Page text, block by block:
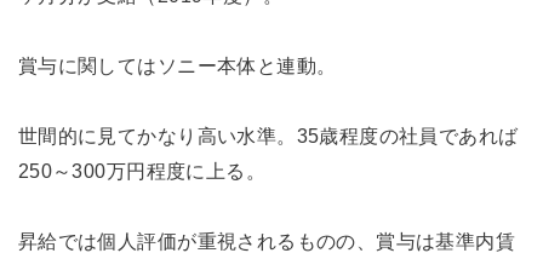
賞与に関してはソニー本体と連動。
世間的に見てかなり高い水準。35歳程度の社員であれば
250～300万円程度に上る。
昇給では個人評価が重視されるものの、賞与は基準内賃